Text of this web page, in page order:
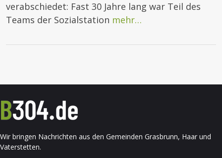
verabschiedet: Fast 30 Jahre lang war Teil des
Teams der Sozialstation mehr…
Wir bringen Nachrichten aus den Gemeinden Grasbrunn, Haar und
Vaterstetten.